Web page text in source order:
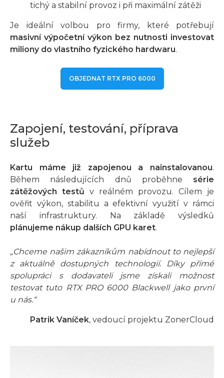
tichý a stabilní provoz i při maximální zátěži
Je ideální volbou pro firmy, které potřebují
masivní výpočetní výkon bez nutnosti investovat
miliony do vlastního fyzického hardwaru.
OBJEDNAT RTX PRO 6000
Zapojení, testování, příprava
služeb
Kartu máme již zapojenou a nainstalovanou.
Během následujících dnů proběhne série
zátěžových testů v reálném provozu. Cílem je
ověřit výkon, stabilitu a efektivní využití v rámci
naší infrastruktury. Na základě výsledků
plánujeme nákup dalších GPU karet.
„Chceme našim zákazníkům nabídnout to nejlepší
z aktuálně dostupných technologií. Díky přímé
spolupráci s dodavateli jsme získali možnost
testovat tuto RTX PRO 6000 Blackwell jako první
u nás.“
Patrik Vaníček, vedoucí projektu ZonerCloud